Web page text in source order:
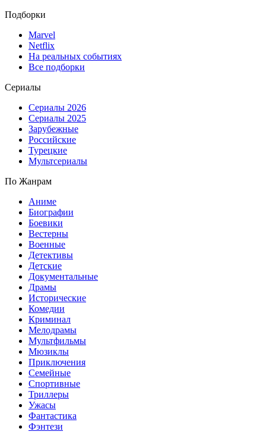
Подборки
Marvel
Netflix
На реальных событиях
Все подборки
Сериалы
Сериалы 2026
Сериалы 2025
Зарубежные
Российские
Турецкие
Мультсериалы
По Жанрам
Аниме
Биографии
Боевики
Вестерны
Военные
Детективы
Детские
Документальные
Драмы
Исторические
Комедии
Криминал
Мелодрамы
Мультфильмы
Мюзиклы
Приключения
Семейные
Спортивные
Триллеры
Ужасы
Фантастика
Фэнтези